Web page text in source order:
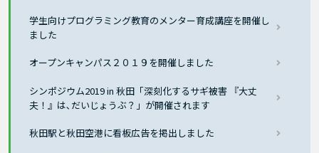
学生向けプログラミング教育のメンター育成講座を開催し
ました
オープンキャンパス２０１９を開催しました
シンポジウム2019 in 秋田「深刻化するサギ被害 『大丈
夫！』は､だいじょうぶ？」が開催されます
秋田駅と秋田空港に看板広告を掲出しました